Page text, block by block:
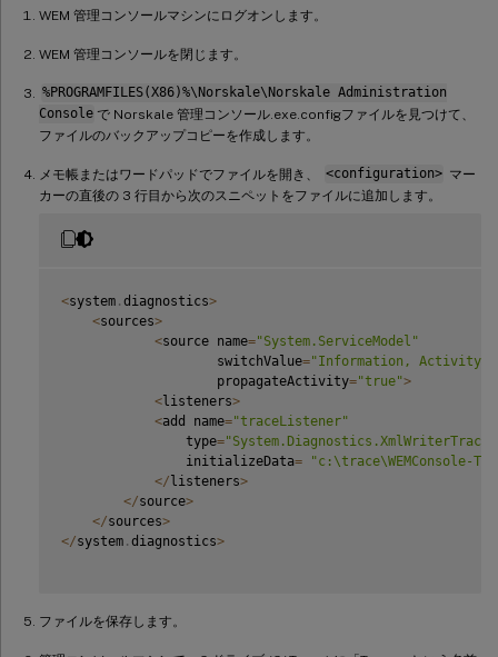
WEM 管理コンソールマシンにログオンします。
WEM 管理コンソールを閉じます。
%PROGRAMFILES(X86)%\Norskale\Norskale Administration
Console で Norskale 管理コンソール.exe.configファイルを見つけて、
ファイルのバックアップコピーを作成します。
メモ帳またはワードパッドでファイルを開き、 <configuration> マー
カーの直後の 3 行目から次のスニペットをファイルに追加します。
<system . diagnostics>
<sources>
<source name="System.ServiceModel"
                    switchValue
="Information,
                    propagateActivity
="true">
<listeners>
<add name="traceListener"
                type
=
                initializeData
=
"c:\trace\WEMConsole-
</listeners>
</source>
</sources>
</system . diagnostics>
ファイルを保存します。